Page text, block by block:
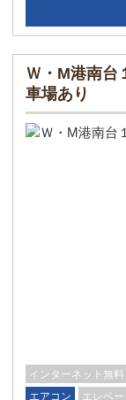
Ｗ・M港南
車場あり
インターネット無料
エアコン
エレベ